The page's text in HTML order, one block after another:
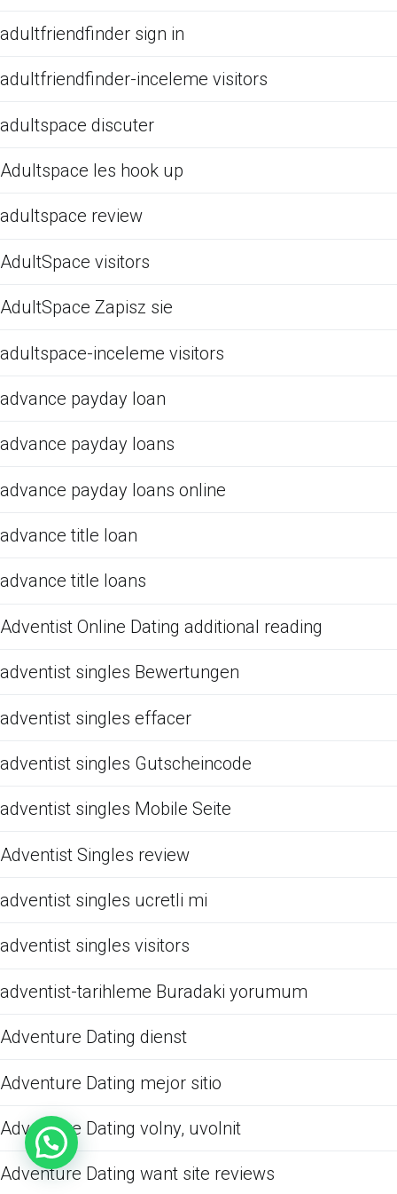
adultfriendfinder sign in
adultfriendfinder-inceleme visitors
adultspace discuter
Adultspace les hook up
adultspace review
AdultSpace visitors
AdultSpace Zapisz sie
adultspace-inceleme visitors
advance payday loan
advance payday loans
advance payday loans online
advance title loan
advance title loans
Adventist Online Dating additional reading
adventist singles Bewertungen
adventist singles effacer
adventist singles Gutscheincode
adventist singles Mobile Seite
Adventist Singles review
adventist singles ucretli mi
adventist singles visitors
adventist-tarihleme Buradaki yorumum
Adventure Dating dienst
Adventure Dating mejor sitio
Adventure Dating volny, uvolnit
Adventure Dating want site reviews